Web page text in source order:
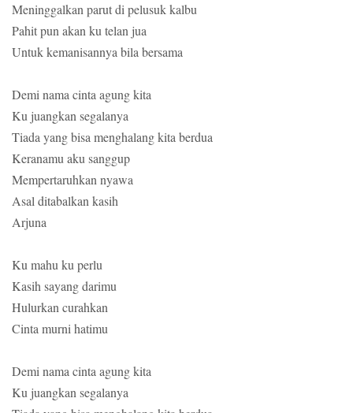
Meninggalkan parut di pelusuk kalbu
Pahit pun akan ku telan jua
Untuk kemanisannya bila bersama
Demi nama cinta agung kita
Ku juangkan segalanya
Tiada yang bisa menghalang kita berdua
Keranamu aku sanggup
Mempertaruhkan nyawa
Asal ditabalkan kasih
Arjuna
Ku mahu ku perlu
Kasih sayang darimu
Hulurkan curahkan
Cinta murni hatimu
Demi nama cinta agung kita
Ku juangkan segalanya